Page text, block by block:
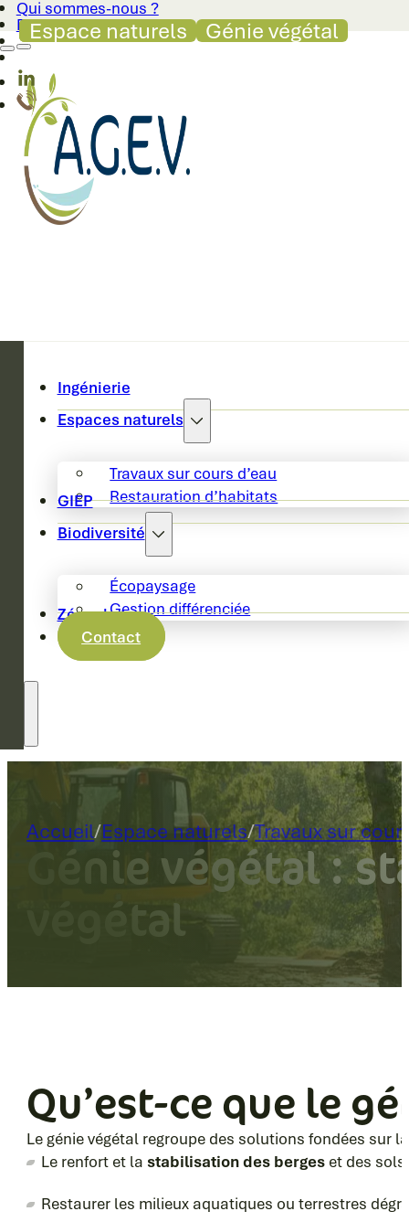
Passer au contenu principalPasser au pied de page
Qui sommes-nous ?
Blog
Ingénierie
Espaces naturels
Travaux sur cours d’eau
Restauration d’habitats
GIEP
Biodiversité
Écopaysage
Gestion différenciée
Zéro phyto
Contact
Accueil/Espace naturels/Travaux sur
Génie végétal :
végétal
Qu’est-ce que le
Le génie végétal regroupe des solutions fondées sur
Le renfort et la stabilisation des berges et des sols
Restaurer les milieux aquatiques ou terrestres
Génie végétal
Génie végétal
Espace naturels Génie végétal